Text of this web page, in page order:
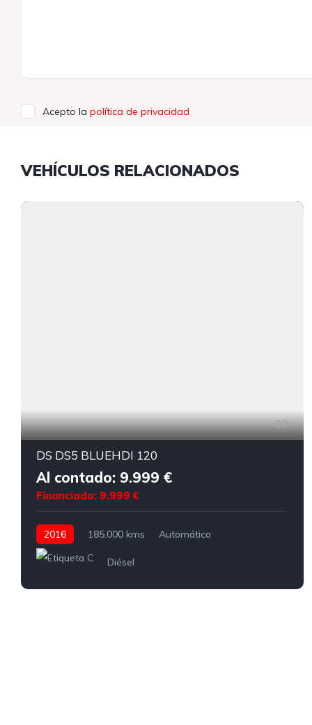
Acepto la política de privacidad
VEHÍCULOS RELACIONADOS
20
DS DS5 BLUEHDI 120
Al contado: 9.999 €
Financiado: 9.999 €
2016 185.000 kms Automático
Diésel